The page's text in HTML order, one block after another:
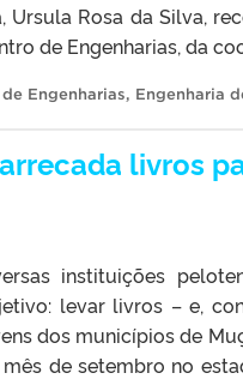
Ursula Rosa da Silva,
de Engenharias, da
Engenharias, Engenharia
livros
instituições
levar livros – e,
dos municípios de
de setembro no